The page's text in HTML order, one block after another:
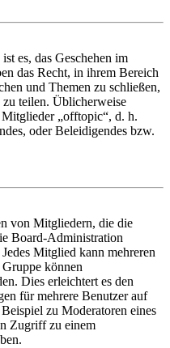
es, das Geschehen im
das Recht, in ihrem Bereich
und Themen zu schließen,
teilen. Üblicherweise
„offtopic“, d. h.
oder Beleidigendes bzw.
von Mitgliedern, die die
Board-Administration
Mitglied kann mehreren
können
Dies erleichtert es den
für mehrere Benutzer auf
zu Moderatoren eines
Zugriff zu einem